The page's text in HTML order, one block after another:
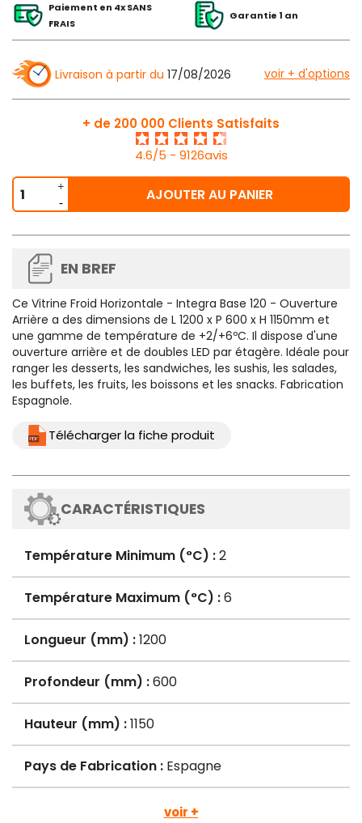
Paiement en 4x SANS
FRAIS
Garantie 1 an
Livraison à partir du 17/08/2026 voir + d'options
+ de 200 000 Clients Satisfaits
4.6/5 - 9126avis
AJOUTER AU PANIER
EN BREF
Ce Vitrine Froid Horizontale - Integra Base 120 - Ouverture
Arrière a des dimensions de L 1200 x P 600 x H 1150mm et
une gamme de température de +2/+6ºC. Il dispose d'une
ouverture arrière et de doubles LED par étagère. Idéale pour
ranger les desserts, les sandwiches, les sushis, les salades,
les buffets, les fruits, les boissons et les snacks. Fabrication
Espagnole.
Télécharger la fiche produit
CARACTÉRISTIQUES
Température Minimum (°C) :2
Température Maximum (°C) :6
Longueur (mm) :1200
Profondeur (mm) :600
Hauteur (mm) :1150
Pays de Fabrication : Espagne
voir +